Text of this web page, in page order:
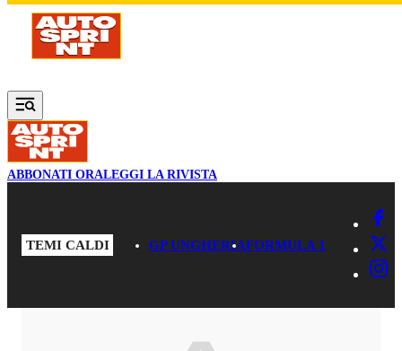
Vai al contenuto principale
ABBONATI ORALEGGI LA RIVISTA
TEMI CALDI GP UNGHERIAFORMULA 1